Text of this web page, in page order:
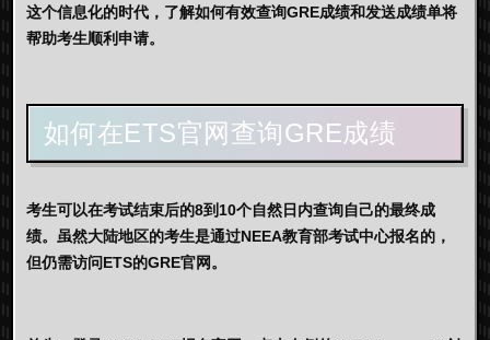
这个信息化的时代，了解如何有效查询GRE成绩和发送成绩单将
帮助考生顺利申请。
如何在ETS官网查询GRE成绩
考生可以在考试结束后的8到10个自然日内查询自己的最终成
绩。虽然大陆地区的考生是通过NEEA教育部考试中心报名的，
但仍需访问ETS的GRE官网。